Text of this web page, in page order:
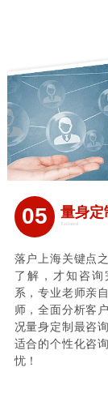
05 量身定
Tailored
落户上海关键点
了解，才知咨询
系，专业老师亲
师，全面分析客
况量身定制最咨
适合的个性化咨
忧！